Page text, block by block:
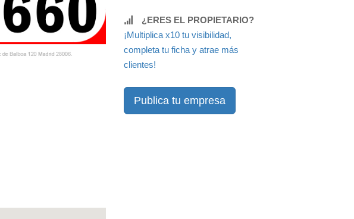
¿ERES EL PROPIETARIO?
¡Multiplica x10 tu visibilidad,
completa tu ficha y atrae más
clientes!
Publica tu empresa